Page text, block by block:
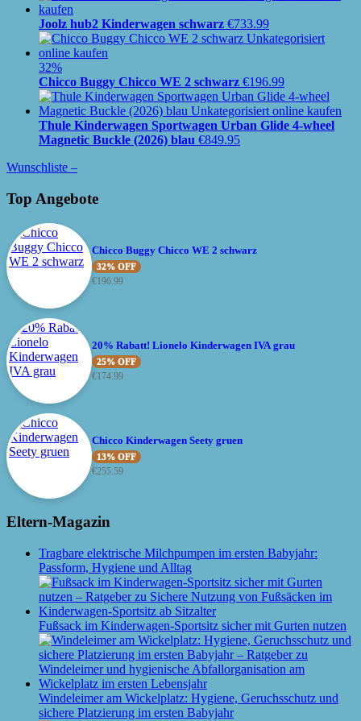
Joolz hub2 Kinderwagen schwarz €733.99
32%
Chicco Buggy Chicco WE 2 schwarz €196.99
Thule Kinderwagen Sportwagen Urban Glide 4-wheel
Magnetic Buckle (2026) blau €849.95
Wunschliste –
Top Angebote
Chicco Buggy Chicco WE 2 schwarz
32% OFF
€196.99
20% Rabatt! Lionelo Kinderwagen IVA grau
25% OFF
€174.99
Chicco Kinderwagen Seety gruen
13% OFF
€255.59
Eltern-Magazin
Tragbare elektrische Milchpumpen im ersten Babyjahr:
Passform, Hygiene und Alltag
Fußsack im Kinderwagen-Sportsitz sicher mit Gurten nutzen
Windeleimer am Wickelplatz: Hygiene, Geruchsschutz und
sichere Platzierung im ersten Babyjahr